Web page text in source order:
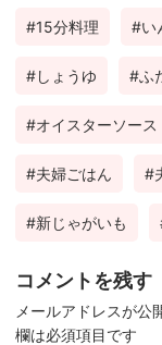
ok
15分料理 い
しょうゆ ふ
オイスターソース
夫婦ごはん
新じゃがいも
コメントを残す
メールアドレスが公
欄は必須項目です